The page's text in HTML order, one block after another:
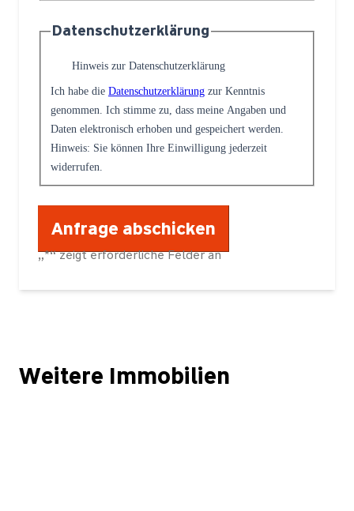
„*“ zeigt erforderliche Felder an
Datenschutzerklärung
Hinweis zur Datenschutzerklärung
Ich habe die Datenschutzerklärung zur Kenntnis
genommen. Ich stimme zu, dass meine Angaben und
Daten elektronisch erhoben und gespeichert werden.
Hinweis: Sie können Ihre Einwilligung jederzeit
widerrufen.
Weitere Immobilien